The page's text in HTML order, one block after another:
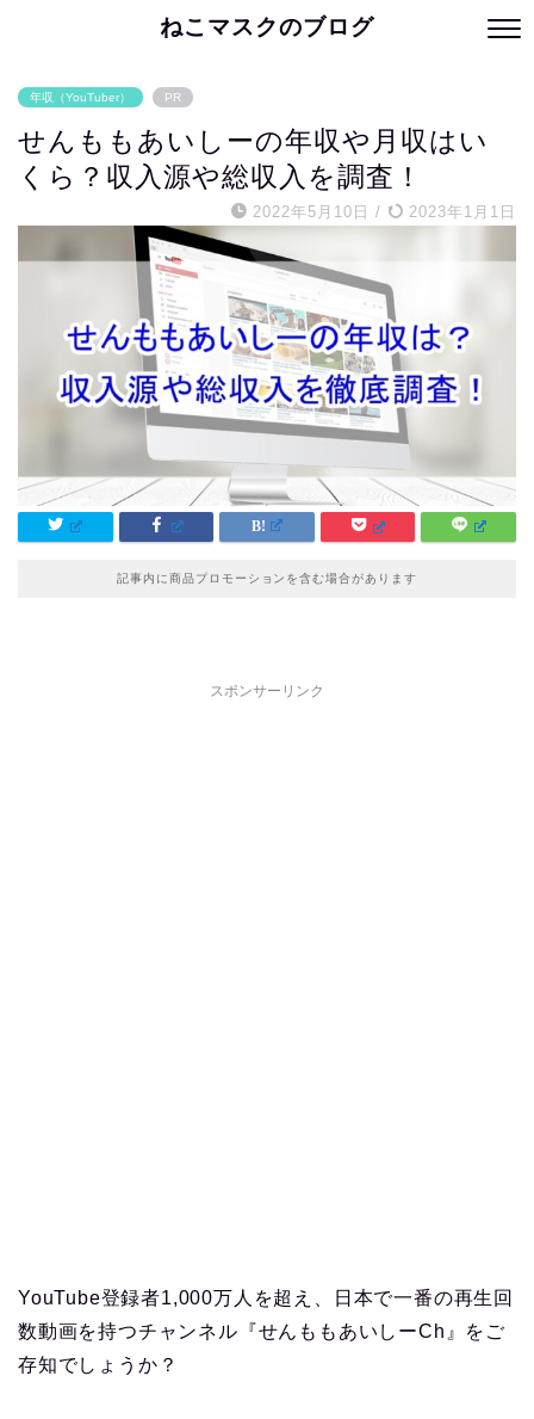
ねこマスクのブログ
年収（YouTuber） PR
せんももあいしーの年収や月収はい
くら？収入源や総収入を調査！
2022年5月10日 / 2023年1月1日
記事内に商品プロモーションを含む場合があります
スポンサーリンク
YouTube登録者1,000万人を超え、日本で一番の再生回
数動画を持つチャンネル『せんももあいしーCh』をご
存知でしょうか？